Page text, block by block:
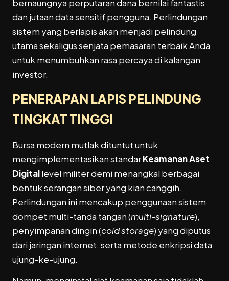
bernaungnya perputaran dana bernilai fantastis
dan jutaan data sensitif pengguna. Perlindungan
sistem yang berlapis akan menjadi pelindung
utama sekaligus senjata pemasaran terbaik Anda
untuk menumbuhkan rasa percaya di kalangan
investor.
PENERAPAN LAPIS PELINDUNG
TINGKAT TINGGI
Bursa modern mutlak dituntut untuk
mengimplementasikan standarKeamanan Aset
Digitallevel militer demi menangkal berbagai
bentuk serangan siber yang kian canggih.
Perlindungan ini mencakup penggunaan sistem
dompet multi-tanda tangan (multi-signature),
penyimpanan dingin (cold storage) yang diputus
dari jaringan internet, serta metode enkripsi data
ujung-ke-ujung.